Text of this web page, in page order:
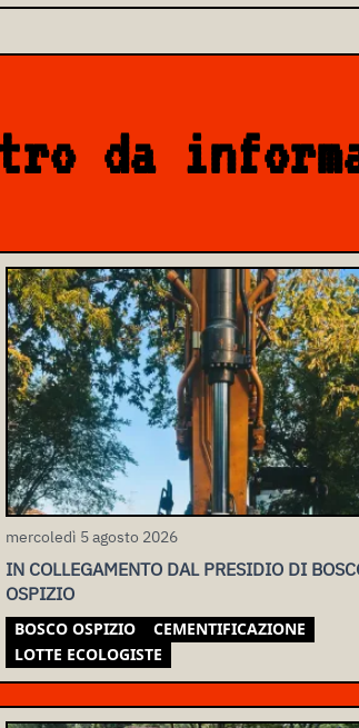
da
mercoledì 5 agosto 2026
IN COLLEGAMENTO DAL PRESIDIO DI
OSPIZIO
BOSCO OSPIZIO
CEMENTIFICAZIONE
LOTTE ECOLOGISTE